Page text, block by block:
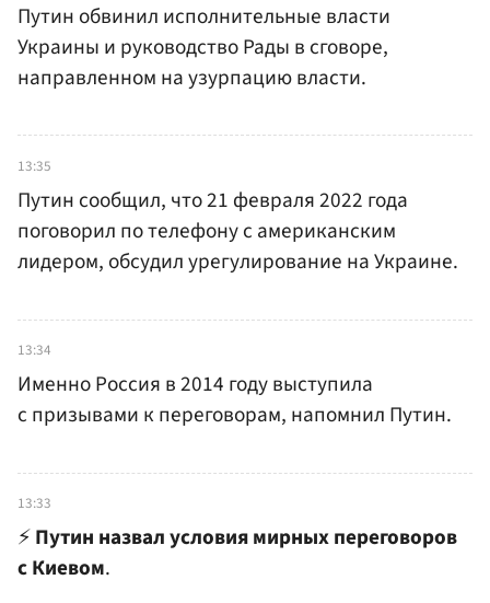
Путин обвинил исполнительные власти
Украины и руководство Рады в сговоре,
направленном на узурпацию власти.
13:35
Путин сообщил, что 21 февраля 2022 года
поговорил по телефону с американским
лидером, обсудил урегулирование на Украине.
13:34
Именно Россия в 2014 году выступила
с призывами к переговорам, напомнил Путин.
13:33
⚡️Путин назвал условия мирных переговоров
с Киевом.